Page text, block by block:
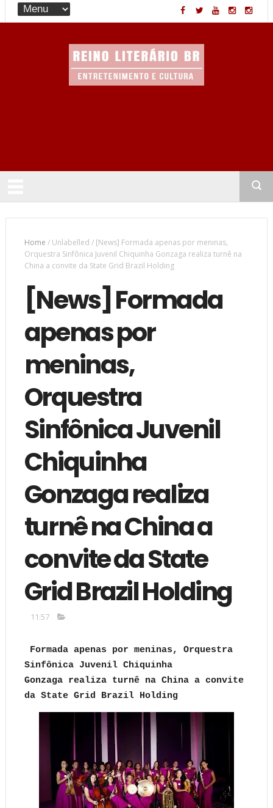
Home /Unlabelled / [News] Formada apenas por meninas,
Orquestra Sinfônica Juvenil Chiquinha Gonzaga realiza turnê na
China a convite da State Grid Brazil Holding
[News] Formada
apenas por
meninas,
Orquestra
Sinfônica Juvenil
Chiquinha
Gonzaga realiza
turnê na China a
convite da State
Grid Brazil Holding
11:57
Formada apenas por meninas, Orquestra
Sinfônica Juvenil Chiquinha
Gonzaga realiza turnê na China a convite
da State Grid Brazil Holding